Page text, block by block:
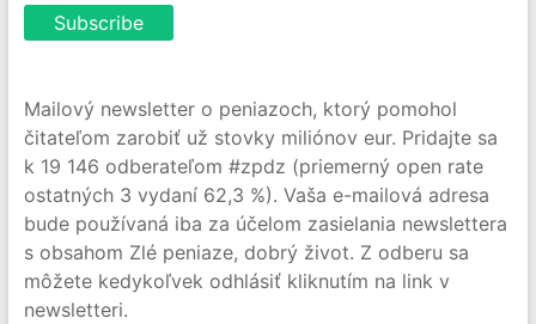
Mailový newsletter o peniazoch, ktorý pomohol
čitateľom zarobiť už stovky miliónov eur. Pridajte sa
k 19 146 odberateľom #zpdz (priemerný open rate
ostatných 3 vydaní 62,3 %). Vaša e-mailová adresa
bude používaná iba za účelom zasielania newslettera
s obsahom Zlé peniaze, dobrý život. Z odberu sa
môžete kedykoľvek odhlásiť kliknutím na link v
newsletteri.